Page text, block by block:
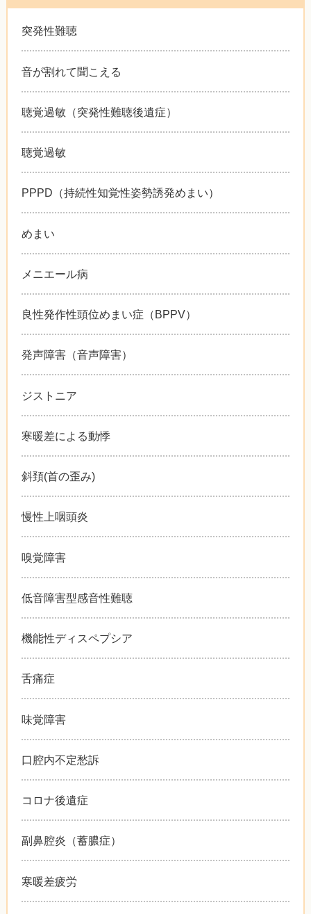
突発性難聴
音が割れて聞こえる
聴覚過敏（突発性難聴後遺症）
聴覚過敏
PPPD（持続性知覚性姿勢誘発めまい）
めまい
メニエール病
良性発作性頭位めまい症（BPPV）
発声障害（音声障害）
ジストニア
寒暖差による動悸
斜頚(首の歪み)
慢性上咽頭炎
嗅覚障害
低音障害型感音性難聴
機能性ディスペプシア
舌痛症
味覚障害
口腔内不定愁訴
コロナ後遺症
副鼻腔炎（蓄膿症）
寒暖差疲労